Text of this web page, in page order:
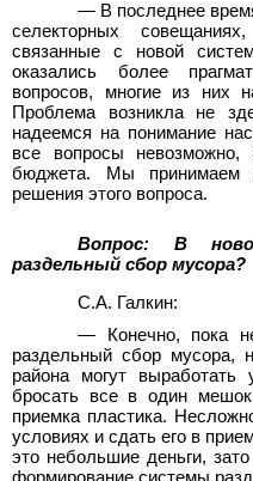
— В последнее
селекторных
связанные с новой
оказались более
вопросов, многие из них
Проблема возникла не
надеемся на понимание
все вопросы невозможно,
бюджета. Мы принимаем
решения этого вопроса.
Вопрос: В
раздельный сбор мусора?
С.А. Галкин:
— Конечно, пока
раздельный сбор мусора,
района могут
бросать все в один
приемка пластика.
условиях и сдать его в
это небольшие деньги,